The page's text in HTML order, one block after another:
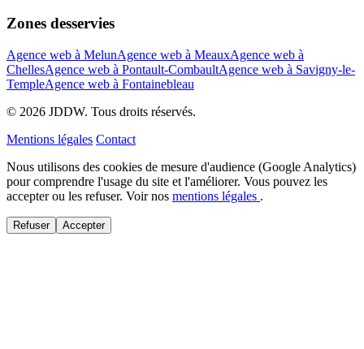
Zones desservies
Agence web à MelunAgence web à MeauxAgence web à
ChellesAgence web à Pontault-CombaultAgence web à Savigny-le-
TempleAgence web à Fontainebleau
© 2026 JDDW. Tous droits réservés.
Mentions légales Contact
Nous utilisons des cookies de mesure d'audience (Google Analytics)
pour comprendre l'usage du site et l'améliorer. Vous pouvez les
accepter ou les refuser. Voir nos mentions légales .
Refuser Accepter